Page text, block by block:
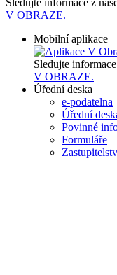
Sledujte informace z
V OBRAZE.
Mobilní aplikace
Sledujte
V OBRAZE.
Úřední deska
e-podatelna
Úřední
Povinné
Formuláře